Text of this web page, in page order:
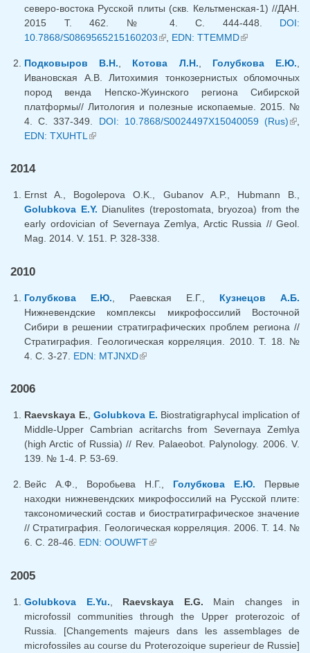
северо-востока Русской плиты (скв. Кельтменская-1) //ДАН.
2015 Т. 462. № 4. С. 444-448. DOI:
10.7868/S0869565215160203(link is external)
EDN: TTEMMD(link is
Подковыров В.Н.
Котова Л.Н. Голубкова Е.Ю.
Ивановская А.В. Литохимия тонкозернистых обломочных
пород венда Непско-Жуинского региона Сибирской
платформы// Литология и полезные ископаемые. 2015. №
4. С. 337-349. DOI: 10.7868/S0024497X15040059 (Rus)
EDN: TXUHTL (link is external)
2014
Ernst A., Bogolepova O.K., Gubanov A.P., Hubmann B.,
Golubkova E.Y. Dianulites (trepostomata, bryozoa) from the
early ordovician of Severnaya Zemlya, Arctic Russia // Geol.
Mag. 2014. V. 151. P. 328-338.
2010
Голубкова Е.Ю. , Раевская Е.Г., Кузнецов А.Б.
Нижневендские комплексы микрофоссилий Восточной
Сибири в решении стратиграфических проблем региона //
Стратиграфия. Геологическая корреляция. 2010. Т. 18. №
4. С. 3-27. EDN: MTJNXD(link is external)
2006
Raevskaya E., Golubkova E. Biostratigraphycal implication of
Middle-Upper Cambrian acritarchs from Severnaya Zemlya
(high Arctic of Russia) // Rev. Palaeobot. Palynology. 2006. V.
139. № 1-4. P. 53-69.
Вейс А.Ф., Воробьева Н.Г., Голубкова Е.Ю. Первые
находки нижневендских микрофоссилий на Русской плите:
таксономический состав и биостратиграфическое значение
// Стратиграфия. Геологическая корреляция. 2006. Т. 14. №
6. C. 28-46. EDN: OOUWFT(link is external)
2005
Golubkova E.Yu. Raevskaya E.G. Main changes in
microfossil communities through the Upper proterozoic of
Russia. [Changements majeurs dans les assemblages de
microfossiles au course du Proterozoique superieur de Russie]